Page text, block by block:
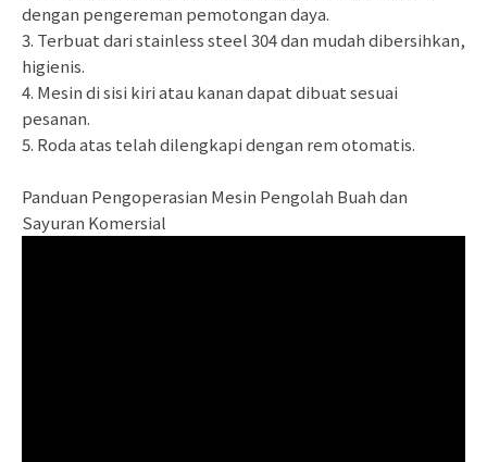
dengan pengereman pemotongan daya.
3. Terbuat dari stainless steel 304 dan mudah dibersihkan,
higienis.
4. Mesin di sisi kiri atau kanan dapat dibuat sesuai
pesanan.
5. Roda atas telah dilengkapi dengan rem otomatis.
Panduan Pengoperasian Mesin Pengolah Buah dan
Sayuran Komersial